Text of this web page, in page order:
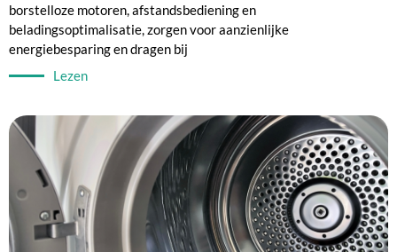
borstelloze motoren, afstandsbediening en
beladingsoptimalisatie, zorgen voor aanzienlijke
energiebesparing en dragen bij
Lezen